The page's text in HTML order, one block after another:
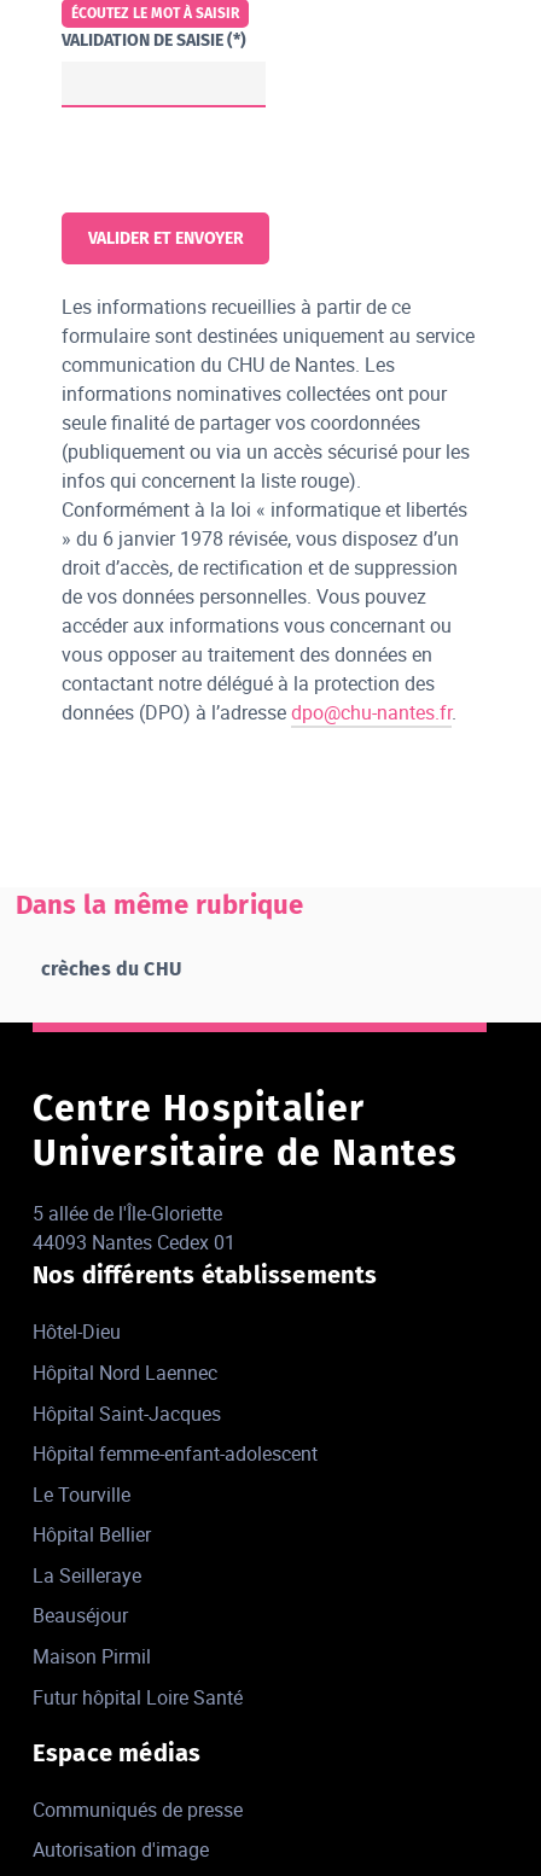
ÉCOUTEZ LE MOT À SAISIR
VALIDATION DE SAISIE (*)
Les informations recueillies à partir de ce
formulaire sont destinées uniquement au service
communication du CHU de Nantes. Les
informations nominatives collectées ont pour
seule finalité de partager vos coordonnées
(publiquement ou via un accès sécurisé pour les
infos qui concernent la liste rouge).
Conformément à la loi « informatique et libertés
» du 6 janvier 1978 révisée, vous disposez d’un
droit d’accès, de rectification et de suppression
de vos données personnelles. Vous pouvez
accéder aux informations vous concernant ou
vous opposer au traitement des données en
contactant notre délégué à la protection des
données (DPO) à l’adressedpo@chu-nantes.fr.
Dans la même rubrique
crèches du CHU
Centre Hospitalier
Universitaire de Nantes
5 allée de l'Île-Gloriette
44093 Nantes Cedex 01
Nos différents établissements
Hôtel-Dieu
Hôpital Nord Laennec
Hôpital Saint-Jacques
Hôpital femme-enfant-adolescent
Le Tourville
Hôpital Bellier
La Seilleraye
Beauséjour
Maison Pirmil
Futur hôpital Loire Santé
Espace médias
Communiqués de presse
Autorisation d'image